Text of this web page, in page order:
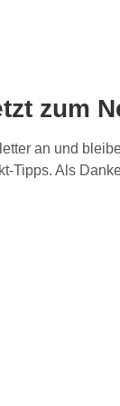
zum
an und
Tipps. Als